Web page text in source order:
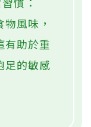
風味，
有助於重
足的敏感